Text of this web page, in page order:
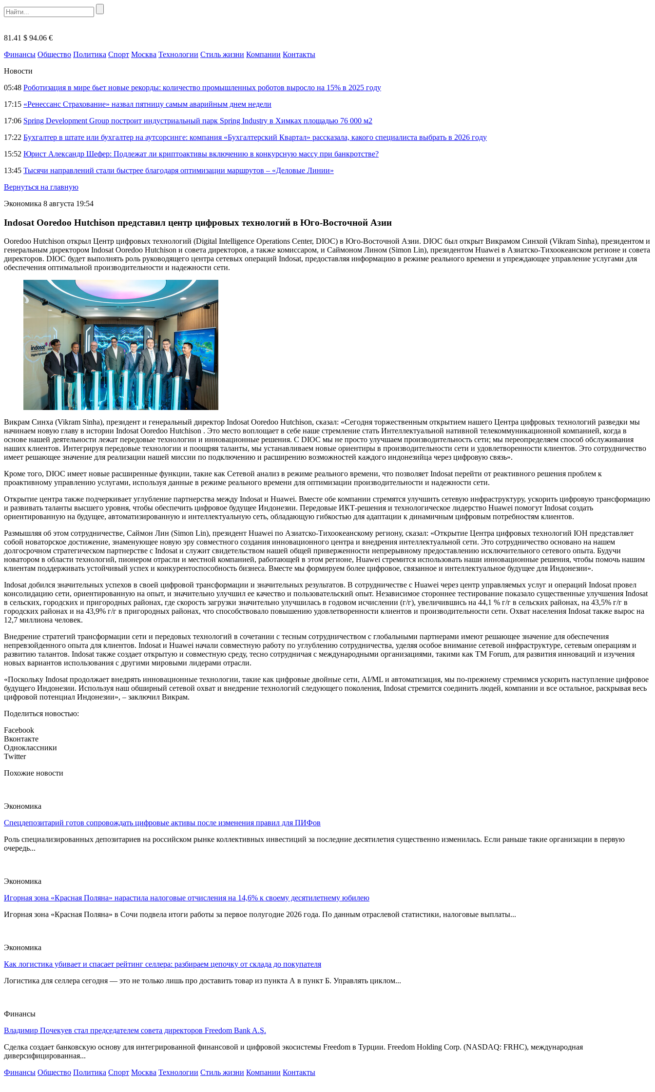
81.41 $ 94.06 €
Финансы Общество Политика Спорт Москва Технологии Стиль жизни Компании Контакты
Новости
05:48 Роботизация в мире бьет новые рекорды: количество промышленных роботов выросло на 15% в 2025 году
17:15 «Ренессанс Страхование» назвал пятницу самым аварийным днем недели
17:06 Spring Development Group построит индустриальный парк Spring Industry в Химках площадью 76 000 м2
17:22 Бухгалтер в штате или бухгалтер на аутсорсинге: компания «Бухгалтерский Квартал» рассказала, какого специалиста выбрать в 2026 году
15:52 Юрист Александр Шефер: Подлежат ли криптоактивы включению в конкурсную массу при банкротстве?
13:45 Тысячи направлений стали быстрее благодаря оптимизации маршрутов – «Деловые Линии»
Вернуться на главную
Экономика 8 августа 19:54
Indosat Ooredoo Hutchison представил центр цифровых технологий в Юго-Восточной Азии
Ooredoo Hutchison открыл Центр цифровых технологий (Digital Intelligence Operations Center, DIOC) в Юго-Восточной Азии. DIOC был открыт Викрамом Синхой (Vikram Sinha), президентом и
генеральным директором Indosat Ooredoo Hutchison и совета директоров, а также комиссаром, и Саймоном Лином (Simon Lin), президентом Huawei в Азиатско-Тихоокеанском регионе и совета
директоров. DIOC будет выполнять роль руководящего центра сетевых операций Indosat, предоставляя информацию в режиме реального времени и упреждающее управление услугами для
обеспечения оптимальной производительности и надежности сети.
Викрам Синха (Vikram Sinha), президент и генеральный директор Indosat Ooredoo Hutchison, сказал: «Сегодня торжественным открытием нашего Центра цифровых технологий разведки мы
начинаем новую главу в истории Indosat Ooredoo Hutchison . Это место воплощает в себе наше стремление стать Интеллектуальной нативной телекоммуникационной компанией, когда в
основе нашей деятельности лежат передовые технологии и инновационные решения. С DIOC мы не просто улучшаем производительность сети; мы переопределяем способ обслуживания
наших клиентов. Интегрируя передовые технологии и поощряя таланты, мы устанавливаем новые ориентиры в производительности сети и удовлетворенности клиентов. Это сотрудничество
имеет решающее значение для реализации нашей миссии по подключению и расширению возможностей каждого индонезийца через цифровую связь».
Кроме того, DIOC имеет новые расширенные функции, такие как Сетевой анализ в режиме реального времени, что позволяет Indosat перейти от реактивного решения проблем к
проактивному управлению услугами, используя данные в режиме реального времени для оптимизации производительности и надежности сети.
Открытие центра также подчеркивает углубление партнерства между Indosat и Huawei. Вместе обе компании стремятся улучшить сетевую инфраструктуру, ускорить цифровую трансформацию
и развивать таланты высшего уровня, чтобы обеспечить цифровое будущее Индонезии. Передовые ИКТ-решения и технологическое лидерство Huawei помогут Indosat создать
ориентированную на будущее, автоматизированную и интеллектуальную сеть, обладающую гибкостью для адаптации к динамичным цифровым потребностям клиентов.
Размышляя об этом сотрудничестве, Саймон Лин (Simon Lin), президент Huawei по Азиатско-Тихоокеанскому региону, сказал: «Открытие Центра цифровых технологий IOH представляет
собой новаторское достижение, знаменующее новую эру совместного создания инновационного центра и внедрения интеллектуальной сети. Это сотрудничество основано на нашем
долгосрочном стратегическом партнерстве с Indosat и служит свидетельством нашей общей приверженности непрерывному предоставлению исключительного сетевого опыта. Будучи
новатором в области технологий, пионером отрасли и местной компанией, работающей в этом регионе, Huawei стремится использовать наши инновационные решения, чтобы помочь нашим
клиентам поддерживать устойчивый успех и конкурентоспособность бизнеса. Вместе мы формируем более цифровое, связанное и интеллектуальное будущее для Индонезии».
Indosat добился значительных успехов в своей цифровой трансформации и значительных результатов. В сотрудничестве с Huawei через центр управляемых услуг и операций Indosat провел
консолидацию сети, ориентированную на опыт, и значительно улучшил ее качество и пользовательский опыт. Независимое стороннее тестирование показало существенные улучшения Indosat
в сельских, городских и пригородных районах, где скорость загрузки значительно улучшилась в годовом исчислении (г/г), увеличившись на 44,1 % г/г в сельских районах, на 43,5% г/г в
городских районах и на 43,9% г/г в пригородных районах, что способствовало повышению удовлетворенности клиентов и производительности сети. Охват населения Indosat также вырос на
12,7 миллиона человек.
Внедрение стратегий трансформации сети и передовых технологий в сочетании с тесным сотрудничеством с глобальными партнерами имеют решающее значение для обеспечения
непревзойденного опыта для клиентов. Indosat и Huawei начали совместную работу по углублению сотрудничества, уделяя особое внимание сетевой инфраструктуре, сетевым операциям и
развитию талантов. Indosat также создает открытую и совместную среду, тесно сотрудничая с международными организациями, такими как TM Forum, для развития инноваций и изучения
новых вариантов использования с другими мировыми лидерами отрасли.
«Поскольку Indosat продолжает внедрять инновационные технологии, такие как цифровые двойные сети, AI/ML и автоматизация, мы по-прежнему стремимся ускорить наступление цифровое
будущего Индонезии. Используя наш обширный сетевой охват и внедрение технологий следующего поколения, Indosat стремится соединить людей, компании и все остальное, раскрывая весь
цифровой потенциал Индонезии», – заключил Викрам.
Поделиться новостью:
Facebook
Вконтакте
Одноклассники
Twitter
Похожие новости
Экономика
Спецдепозитарий готов сопровождать цифровые активы после изменения правил для ПИФов
Роль специализированных депозитариев на российском рынке коллективных инвестиций за последние десятилетия существенно изменилась. Если раньше такие организации в первую
очередь...
Экономика
Игорная зона «Красная Поляна» нарастила налоговые отчисления на 14,6% к своему десятилетнему юбилею
Игорная зона «Красная Поляна» в Сочи подвела итоги работы за первое полугодие 2026 года. По данным отраслевой статистики, налоговые выплаты...
Экономика
Как логистика убивает и спасает рейтинг селлера: разбираем цепочку от склада до покупателя
Логистика для селлера сегодня — это не только лишь про доставить товар из пункта А в пункт Б. Управлять циклом...
Финансы
Владимир Почекуев стал председателем совета директоров Freedom Bank A.Ş.
Сделка создает банковскую основу для интегрированной финансовой и цифровой экосистемы Freedom в Турции. Freedom Holding Corp. (NASDAQ: FRHC), международная
диверсифицированная...
Финансы Общество Политика Спорт Москва Технологии Стиль жизни Компании Контакты